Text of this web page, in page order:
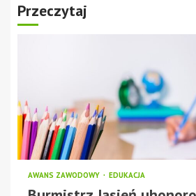
Przeczytaj
AWANS ZAWODOWY EDUKACJA